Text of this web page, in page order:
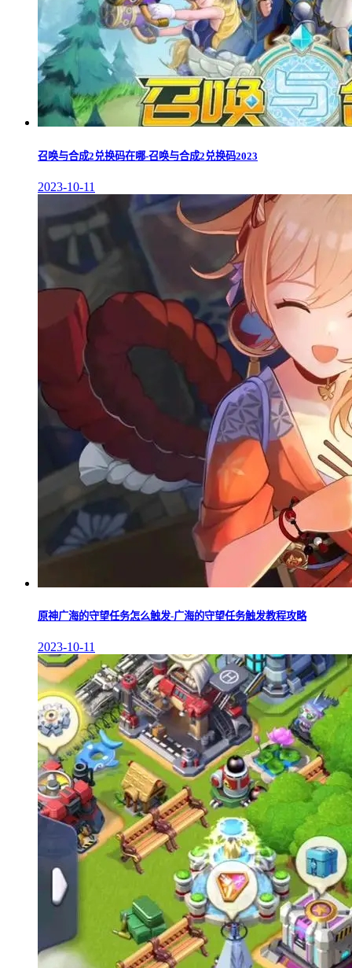
召唤与合成2兑换码在哪-召唤与合成2兑换码2023
2023-10-11
原神广海的守望任务怎么触发-广海的守望任务触发教程攻略
2023-10-11